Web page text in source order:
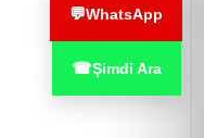
💬WhatsApp
☎Şimdi Ara